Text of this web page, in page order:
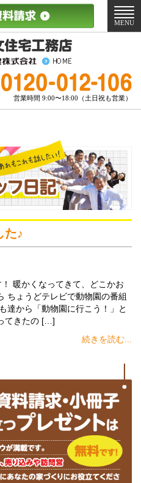
営業時間 9:00〜18:00（土日祝も営業）
メ
ニ
MENU
た♪
暖かくなってきて、どこかお
ちょうどテレビで動物園の番組
達から「動物園に行こう！」と
てきたの […]
続きを読む...